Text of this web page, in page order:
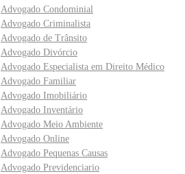
Advogado Condominial
Advogado Criminalista
Advogado de Trânsito
Advogado Divórcio
Advogado Especialista em Direito Médico
Advogado Familiar
Advogado Imobiliário
Advogado Inventário
Advogado Meio Ambiente
Advogado Online
Advogado Pequenas Causas
Advogado Previdenciario